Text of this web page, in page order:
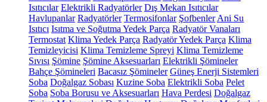
Isıtıcılar Elektrikli Radyatörler Dış Mekan Isıtıcılar
Havlupanlar Radyatörler Termosifonlar Şofbenler Ani Su
Isıtıcı Isıtma ve Soğutma Yedek Parça Radyatör Vanaları
Termostat Klima Yedek Parça Radyatör Yedek Parça Klima
Temizleyicisi Klima Temizleme Spreyi Klima Temizleme
Sıvısı Şömine Şömine Aksesuarları Elektrikli Şömineler
Bahçe Şömineleri Bacasız Şömineler Güneş Enerji Sistemleri
Soba Doğalgaz Sobası Kuzine Soba Elektrikli Soba Pelet
Soba Soba Borusu ve Aksesuarları Hava Perdesi Doğalgaz